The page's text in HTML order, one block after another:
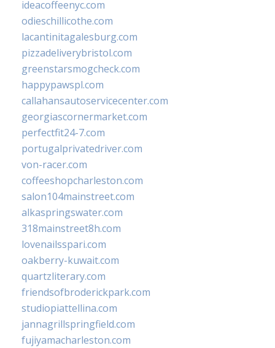
ideacoffeenyc.com
odieschillicothe.com
lacantinitagalesburg.com
pizzadeliverybristol.com
greenstarsmogcheck.com
happypawspl.com
callahansautoservicecenter.com
georgiascornermarket.com
perfectfit24-7.com
portugalprivatedriver.com
von-racer.com
coffeeshopcharleston.com
salon104mainstreet.com
alkaspringswater.com
318mainstreet8h.com
lovenailsspari.com
oakberry-kuwait.com
quartzliterary.com
friendsofbroderickpark.com
studiopiattellina.com
jannagrillspringfield.com
fujiyamacharleston.com